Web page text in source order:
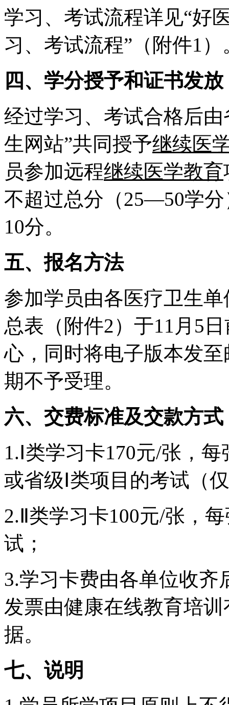
学习、考试流程详见“好
习、考试流程”（附件1）
四、学分授予和证书发放
经过学习、考试合格后由
生网站”共同授予继续医
员参加远程继续医学教育
不超过总分（25—50学分
10分。
五、报名方法
参加学员由各医疗卫生
总表（附件2）于11月5
心，同时将电子版本发至
期不予受理。
六、交费标准及交款方式
1.Ⅰ类学习卡170元/张，
或省级Ⅰ类项目的考试（
2.Ⅱ类学习卡100元/张，
试；
3.学习卡费由各单位收
发票由健康在线教育培
据。
七、说明